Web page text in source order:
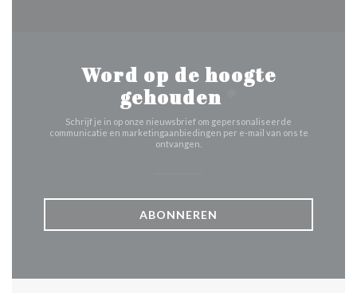
Word op de hoogte
gehouden
Schrijf je in op onze nieuwsbrief om gepersonaliseerde
communicatie en marketingaanbiedingen per e-mail van ons te
ontvangen.
ABONNEREN